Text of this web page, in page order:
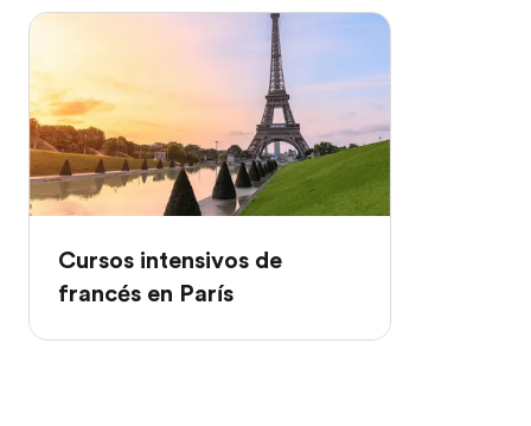
Cursos intensivos de
francés en París